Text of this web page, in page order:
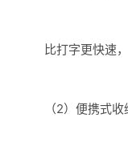
比打字更快速，
（2）便携式收